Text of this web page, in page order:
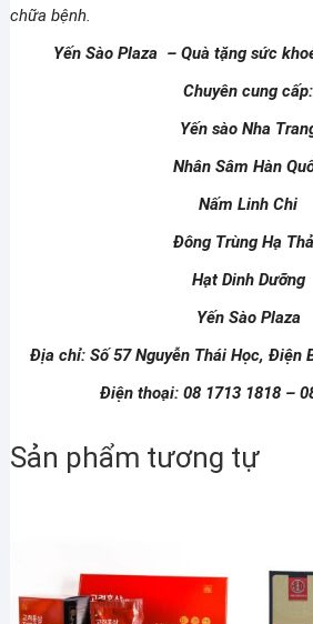
chữa bệnh.
Yến Sào Plaza – Quà tặng sức
Chuyên cung cấp:
Yến sào Nha
Nhân Sâm Hàn
Nấm Linh Chi
Đông Trùng Hạ
Hạt Dinh Dưỡng
Yến Sào Plaza
Địa chỉ: Số 57 Nguyễn Thái Học, Điện
Điện thoại: 08 1713 1818 –
Sản phẩm tương tự